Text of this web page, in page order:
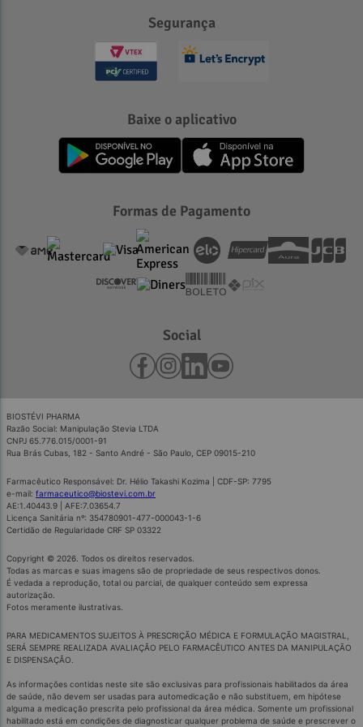
Segurança
Baixe o aplicativo
Formas de Pagamento
Social
BIOSTÉVI PHARMA
Razão Social: Manipulação Stevia LTDA
CNPJ 65.776.015/0001-91
Rua Brás Cubas, 182 - Santo André - São Paulo, CEP 09015-210
Farmacêutico Responsável: Dr. Hélio Takashi Kozima | CDF-SP: 7795
e-mail: farmaceutico@biostevi.com.br
AE:1.40443.9 | AFE:7.03654.7
Licença Sanitária nº: 354780901-477-000043-1-6
Certidão de Regularidade CRF SP 03322
Copyright © 2026. Todos os direitos reservados.
Todas as marcas e suas imagens são de propriedade de seus respectivos donos.
É vedada a reprodução, total ou parcial, de qualquer conteúdo sem expressa
autorização.
Fotos meramente ilustrativas.
PARA MEDICAMENTOS SUJEITOS À PRESCRIÇÃO MÉDICA E FORMULAÇÃO MAGISTRAL,
SERÁ SEMPRE REALIZADA AVALIAÇÃO PELO FARMACÊUTICO ANTES DA MANIPULAÇÃO
E DISPENSAÇÃO.
As informações contidas neste site são exclusivas para profissionais habilitados da área
de saúde, não devem ser usadas para automedicação e não substituem, em hipótese
alguma a medicação prescrita pelo profissional da área médica. Somente um profissional
habilitado está em condições de diagnosticar qualquer problema de saúde e prescrever o